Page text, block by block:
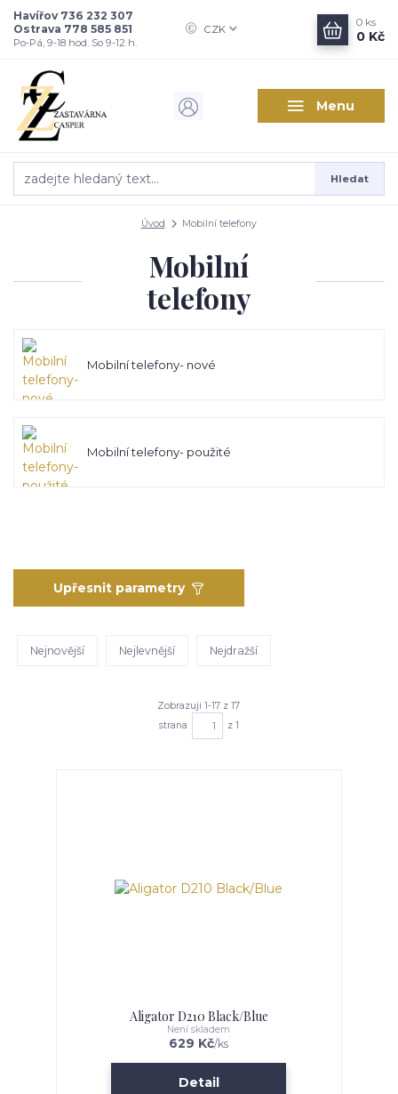
Menu
CZK
Hledat
Havířov 736 232 307
Ostrava 778 585 851
Po-Pá, 9-18 hod. So 9-12 h.
0 ks
0 Kč
Úvod Mobilní telefony
Mobilní
telefony
Mobilní telefony- nové
Mobilní telefony- použité
Upřesnit parametry
Nejnovější Nejlevnější Nejdražší
Zobrazuji 1-17 z 17
strana
z 1
Aligator D210 Black/Blue
629 Kč/ks
Není skladem
Detail